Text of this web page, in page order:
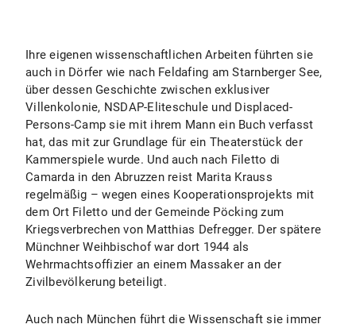
Ihre eigenen wissenschaftlichen Arbeiten führten sie
auch in Dörfer wie nach Feldafing am Starnberger See,
über dessen Geschichte zwischen exklusiver
Villenkolonie, NSDAP-Eliteschule und Displaced-
Persons-Camp sie mit ihrem Mann ein Buch verfasst
hat, das mit zur Grundlage für ein Theaterstück der
Kammerspiele wurde. Und auch nach Filetto di
Camarda in den Abruzzen reist Marita Krauss
regelmäßig – wegen eines Kooperationsprojekts mit
dem Ort Filetto und der Gemeinde Pöcking zum
Kriegsverbrechen von Matthias Defregger. Der spätere
Münchner Weihbischof war dort 1944 als
Wehrmachtsoffizier an einem Massaker an der
Zivilbevölkerung beteiligt.
Auch nach München führt die Wissenschaft sie immer